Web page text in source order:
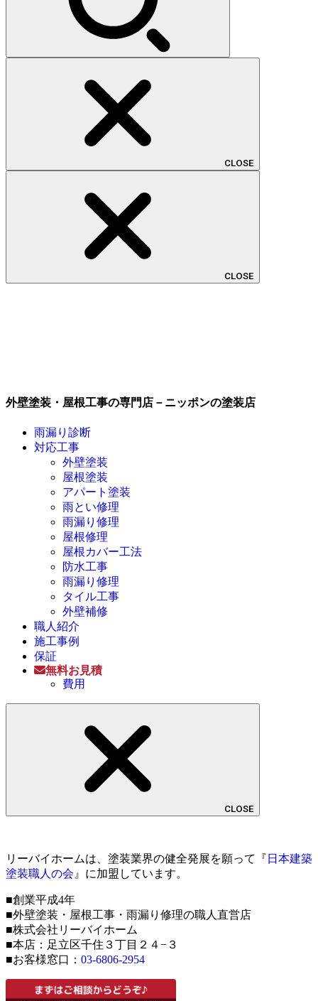
CLOSE
CLOSE
外壁塗装・屋根工事の専門店－ニッポンの塗装店
雨漏り診断
対応工事
外壁塗装
屋根塗装
アパート塗装
雨とい修理
雨漏り修理
屋根修理
屋根カバー工法
防水工事
雨漏り修理
タイル工事
外壁補修
職人紹介
施工事例
保証
無料お見積
費用
CLOSE
リーバイホームは、塗装業界の健全発展を願って『 日本建築
塗装職人の会 』に加盟しています。
■創業平成4年
■外壁塗装・屋根工事・雨漏り修理の職人直営店
■株式会社リーバイホーム
■本店：足立区千住３丁目２４−３
■お客様窓口： 03-6806-2954